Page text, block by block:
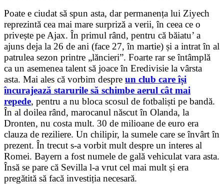
Poate e ciudat să spun asta, dar permanența lui Ziyech
reprezintă cea mai mare surpriză a verii, în ceea ce o
privește pe Ajax. În primul rând, pentru că băiatu’ a
ajuns deja la 26 de ani (face 27, în martie) și a intrat în al
patrulea sezon printre „lăncieri”. Foarte rar se întâmplă
ca un asemenea talent să joace în Eredivisie la vârsta
asta. Mai ales că vorbim despre un club care își
încurajează starurile să schimbe aerul cât mai
repede, pentru a nu bloca scosul de fotbaliști pe bandă.
În al doilea rând, marocanul născut în Olanda, la
Dronten, nu costa mult. 30 de milioane de euro era
clauza de reziliere. Un chilipir, la sumele care se învârt în
prezent. În trecut s-a vorbit mult despre un interes al
Romei. Bayern a fost numele de gală vehiculat vara asta.
Însă se pare că Sevilla l-a vrut cel mai mult și era
pregătită să facă investiția necesară.